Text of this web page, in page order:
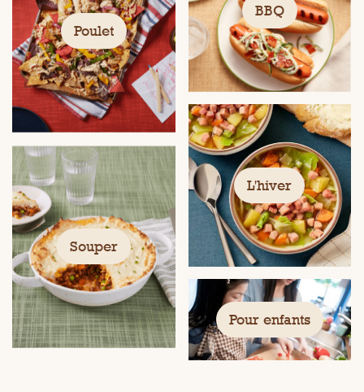
Poulet
Souper
BBQ
L'hiver
Pour enfants